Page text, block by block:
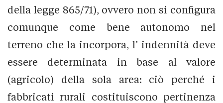
della legge 865/71), ovvero non si configura
comunque come bene autonomo nel
terreno che la incorpora, l’ indennità deve
essere determinata in base al valore
(agricolo) della sola area: ciò perché i
fabbricati rurali costituiscono pertinenza